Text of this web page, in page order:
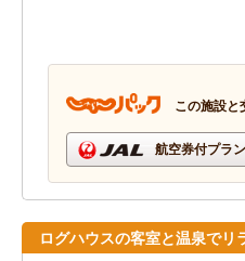
この施設と
航空券付プラ
ログハウスの客室と温泉でリ